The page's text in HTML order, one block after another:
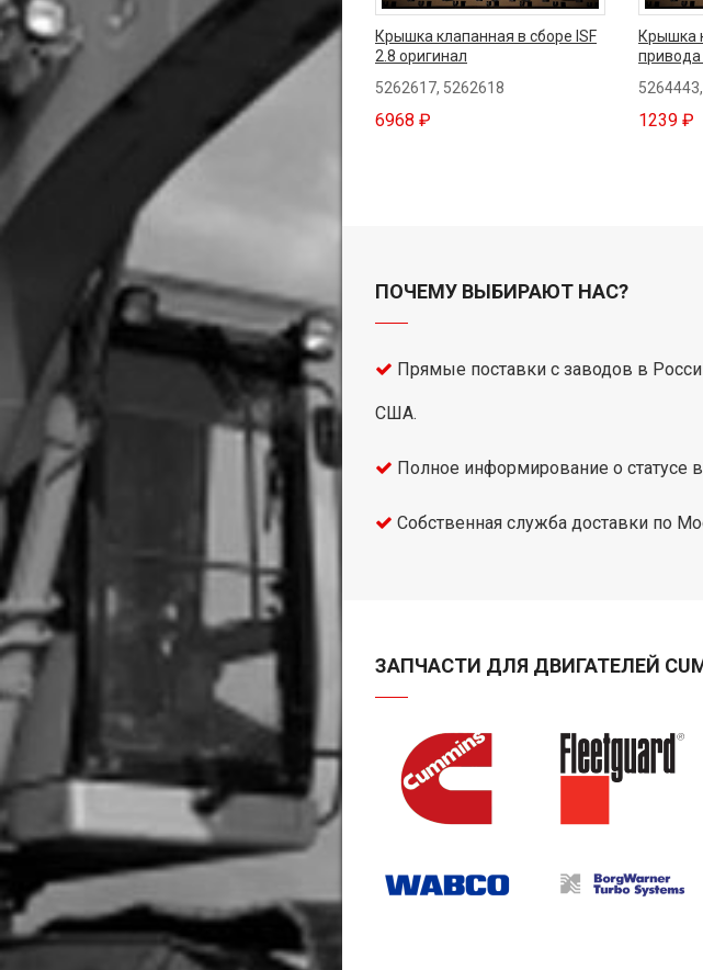
Крышка клапанная в сборе ISF
2.8 оригинал
5262617, 5262618
6968 ₽
Крышка
привода
1239 ₽
ПОЧЕМУ ВЫБИРАЮТ НАС?
Прямые поставки с заводов в
США.
Полное информирование о статусе
Собственная служба доставки по
ЗАПЧАСТИ ДЛЯ ДВИГАТЕЛЕЙ